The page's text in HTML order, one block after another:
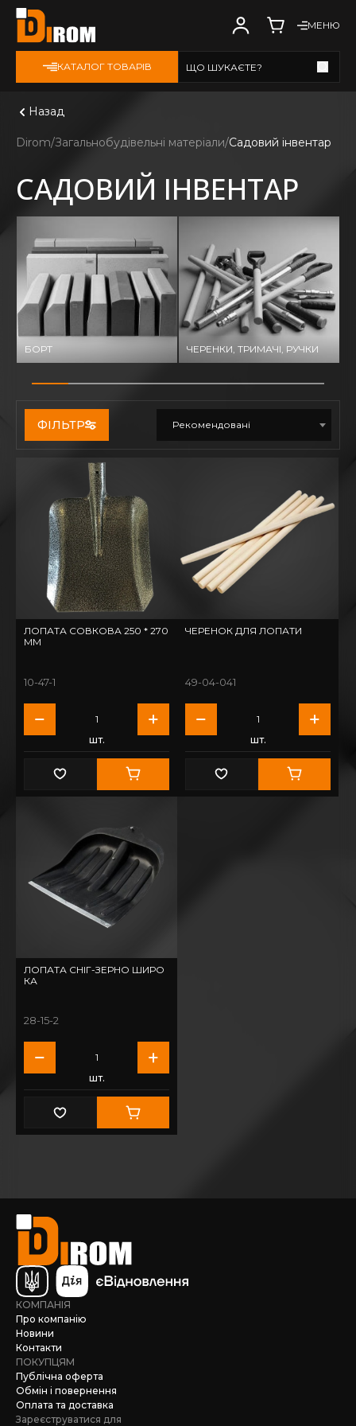
МЕНЮ
КАТАЛОГ ТОВАРІВ ЩО ШУКАЄТЕ?
Назад
Dirom Загальнобудівельні матеріали Садовий інвентар
САДОВИЙ ІНВЕНТАР
БОРТ ЧЕРЕНКИ, ТРИМАЧІ, РУЧКИ
ФІЛЬТР Рекомендовані
ЛОПАТА СОВКОВА 250 * 270
ММ
10-47-1
шт.
ЧЕРЕНОК ДЛЯ ЛОПАТИ
49-04-041
шт.
ЛОПАТА СНІГ-ЗЕРНО ШИРО
КА
28-15-2
шт.
КОМПАНІЯ
Про компанію
Новини
Контакти
ПОКУПЦЯМ
Публічна оферта
Обмін і повернення
Оплата та доставка
Зареєструватися для